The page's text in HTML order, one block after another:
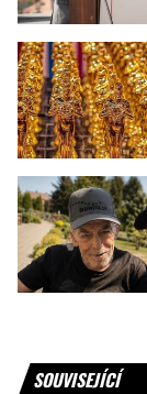
SOUVISEJÍCÍ